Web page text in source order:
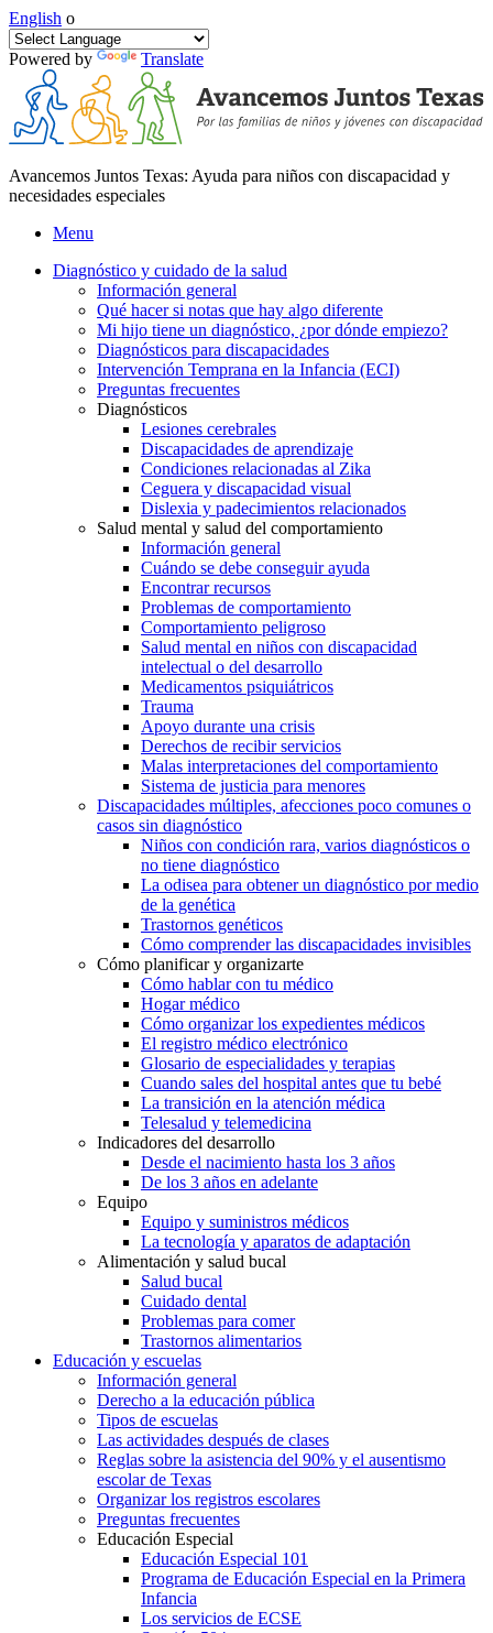
English o
Powered by Translate
Avancemos Juntos Texas: Ayuda para niños con discapacidad y
necesidades especiales
Menu
Diagnóstico y cuidado de la salud
Información general
Qué hacer si notas que hay algo diferente
Mi hijo tiene un diagnóstico, ¿por dónde empiezo?
Diagnósticos para discapacidades
Intervención Temprana en la Infancia (ECI)
Preguntas frecuentes
Diagnósticos
Lesiones cerebrales
Discapacidades de aprendizaje
Condiciones relacionadas al Zika
Ceguera y discapacidad visual
Dislexia y padecimientos relacionados
Salud mental y salud del comportamiento
Información general
Cuándo se debe conseguir ayuda
Encontrar recursos
Problemas de comportamiento
Comportamiento peligroso
Salud mental en niños con discapacidad
intelectual o del desarrollo
Medicamentos psiquiátricos
Trauma
Apoyo durante una crisis
Derechos de recibir servicios
Malas interpretaciones del comportamiento
Sistema de justicia para menores
Discapacidades múltiples, afecciones poco comunes o
casos sin diagnóstico
Niños con condición rara, varios diagnósticos o
no tiene diagnóstico
La odisea para obtener un diagnóstico por medio
de la genética
Trastornos genéticos
Cómo comprender las discapacidades invisibles
Cómo planificar y organizarte
Cómo hablar con tu médico
Hogar médico
Cómo organizar los expedientes médicos
El registro médico electrónico
Glosario de especialidades y terapias
Cuando sales del hospital antes que tu bebé
La transición en la atención médica
Telesalud y telemedicina
Indicadores del desarrollo
Desde el nacimiento hasta los 3 años
De los 3 años en adelante
Equipo
Equipo y suministros médicos
La tecnología y aparatos de adaptación
Alimentación y salud bucal
Salud bucal
Cuidado dental
Problemas para comer
Trastornos alimentarios
Educación y escuelas
Información general
Derecho a la educación pública
Tipos de escuelas
Las actividades después de clases
Reglas sobre la asistencia del 90% y el ausentismo
escolar de Texas
Organizar los registros escolares
Preguntas frecuentes
Educación Especial
Educación Especial 101
Programa de Educación Especial en la Primera
Infancia
Los servicios de ECSE